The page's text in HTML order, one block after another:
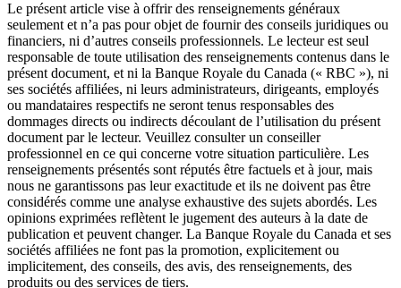
Le présent article vise à offrir des renseignements généraux
seulement et n’a pas pour objet de fournir des conseils juridiques ou
financiers, ni d’autres conseils professionnels. Le lecteur est seul
responsable de toute utilisation des renseignements contenus dans le
présent document, et ni la Banque Royale du Canada (« RBC »), ni
ses sociétés affiliées, ni leurs administrateurs, dirigeants, employés
ou mandataires respectifs ne seront tenus responsables des
dommages directs ou indirects découlant de l’utilisation du présent
document par le lecteur. Veuillez consulter un conseiller
professionnel en ce qui concerne votre situation particulière. Les
renseignements présentés sont réputés être factuels et à jour, mais
nous ne garantissons pas leur exactitude et ils ne doivent pas être
considérés comme une analyse exhaustive des sujets abordés. Les
opinions exprimées reflètent le jugement des auteurs à la date de
publication et peuvent changer. La Banque Royale du Canada et ses
sociétés affiliées ne font pas la promotion, explicitement ou
implicitement, des conseils, des avis, des renseignements, des
produits ou des services de tiers.